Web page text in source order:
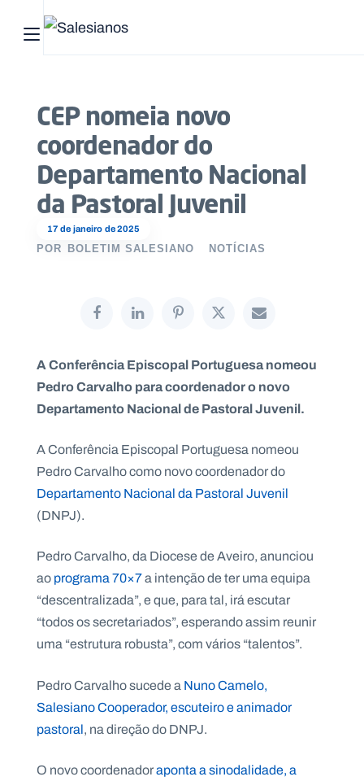
Abrir menu principal
17 de janeiro de 2025
CEP nomeia novo
coordenador do
Departamento Nacional
da Pastoral Juvenil
POR BOLETIM SALESIANO NOTÍCIAS
A Conferência Episcopal Portuguesa nomeou
Pedro Carvalho para coordenador o novo
Departamento Nacional de Pastoral Juvenil.
A Conferência Episcopal Portuguesa nomeou
Pedro Carvalho como novo coordenador do
Departamento Nacional da Pastoral Juvenil
(DNPJ).
Pedro Carvalho, da Diocese de Aveiro, anunciou
aoprograma 70×7a intenção de ter uma equipa
“descentralizada”, e que, para tal, irá escutar
“todos os secretariados”, esperando assim reunir
uma “estrutura robusta”, com vários “talentos”.
Pedro Carvalho sucede aNuno Camelo,
Salesiano Cooperador, escuteiro e animador
pastoral, na direção do DNPJ.
O novo coordenadoraponta a sinodalidade, a
Início
Quem
somos
O
que
Recursos
Notícias
P
R
T
A
L
A
N
L
S
a
l
e
s
a
n
o
s
.
t